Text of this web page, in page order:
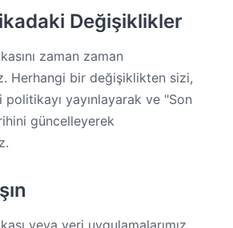
Değişiklikler
zaman zaman
Herhangi bir değişiklikten sizi,
yayınlayarak ve "Son
güncelleyerek
veya veri uygulamalarımız